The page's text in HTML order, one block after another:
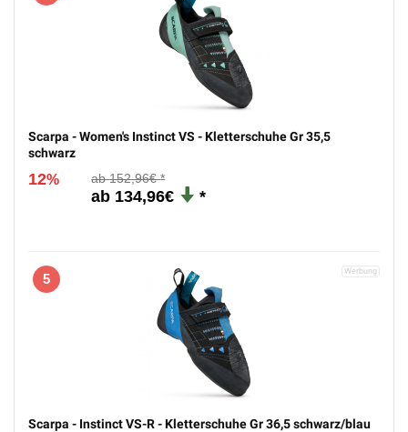
Scarpa - Women's Instinct VS - Kletterschuhe Gr 35,5
schwarz
12% 152,96€
134,96€
5
Scarpa - Instinct VS-R - Kletterschuhe Gr 36,5 schwarz/blau